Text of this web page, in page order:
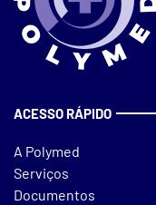
ACESSO RÁPIDO
A Polymed
Serviços
Documentos